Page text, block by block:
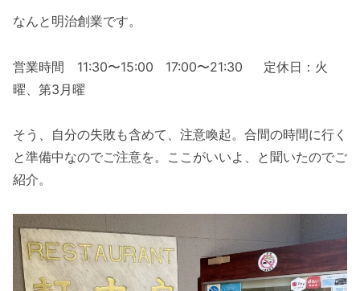
なんと明治創業です。
営業時間 11:30〜15:00 17:00〜21:30 定休日：火
曜、第3月曜
そう、自分の失敗も含めて、注意喚起。合間の時間に行く
と準備中なのでご注意を。ここがいいよ、と聞いたのでご
紹介。